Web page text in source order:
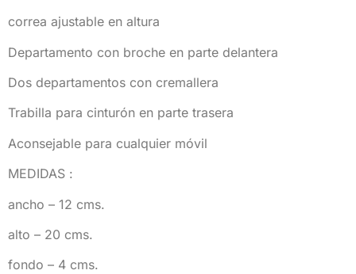
correa ajustable en altura
Departamento con broche en parte delantera
Dos departamentos con cremallera
Trabilla para cinturón en parte trasera
Aconsejable para cualquier móvil
MEDIDAS :
ancho – 12 cms.
alto – 20 cms.
fondo – 4 cms.